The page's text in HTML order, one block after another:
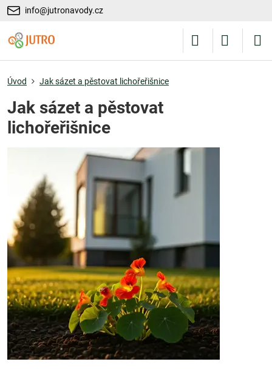
info@jutronavody.cz
Úvod Jak sázet a pěstovat lichořeřišnice
Jak sázet a pěstovat
lichořeřišnice